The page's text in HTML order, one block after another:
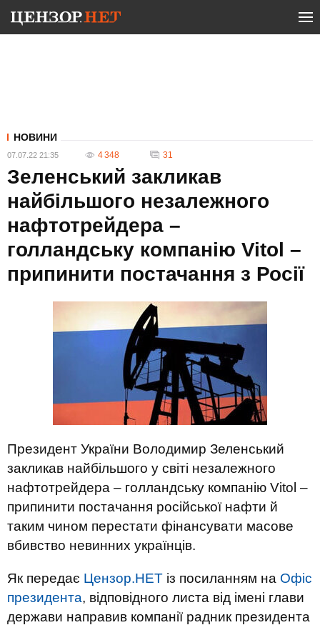
НОВИНИ
07.07.22 21:35 4 348 31
Зеленський закликав
найбільшого незалежного
нафтотрейдера –
голландську компанію Vitol –
припинити постачання з Росії
Президент України Володимир Зеленський
закликав найбільшого у світі незалежного
нафтотрейдера – голландську компанію Vitol –
припинити постачання російської нафти й
таким чином перестати фінансувати масове
вбивство невинних українців.
Як передає Цензор.НЕТ із посиланням на Офіс
президента, відповідного листа від імені глави
держави направив компанії радник президента